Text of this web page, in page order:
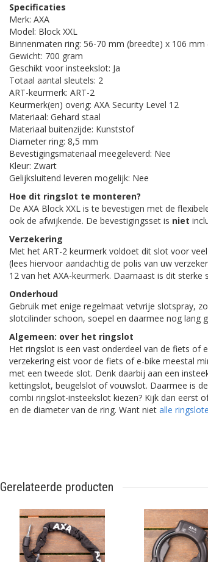
Specificaties
Merk: AXA
Model: Block XXL
Binnenmaten ring: 56-70 mm (breedte) x 106 mm
Gewicht: 700 gram
Geschikt voor insteekslot: Ja
Totaal aantal sleutels: 2
ART-keurmerk: ART-2
Keurmerk(en) overig: AXA Security Level 12
Materiaal: Gehard staal
Materiaal buitenzijde: Kunststof
Diameter ring: 8,5 mm
Bevestigingsmateriaal meegeleverd: Nee
Kleur: Zwart
Gelijksluitend leveren mogelijk: Nee
Hoe dit ringslot te monteren?
De AXA Block XXL is te bevestigen met de
ook de afwijkende. De bevestigingsset is niet
Verzekering
Met het ART-2 keurmerk voldoet dit slot voor
(lees hiervoor aandachtig de polis van uw
12 van het AXA-keurmerk. Daarnaast is dit
Onderhoud
Gebruik met enige regelmaat vetvrije slotspray,
slotcilinder schoon, soepel en daarmee nog lang
Algemeen: over het ringslot
Het ringslot is een vast onderdeel van de fiets of
verzekering eist voor de fiets of e-bike meestal
met een tweede slot. Denk daarbij aan een
kettingslot, beugelslot of vouwslot. Daarmee is
combi ringslot-insteekslot kiezen? Kijk dan eerst
en de diameter van de ring. Want niet alle
Gerelateerde producten